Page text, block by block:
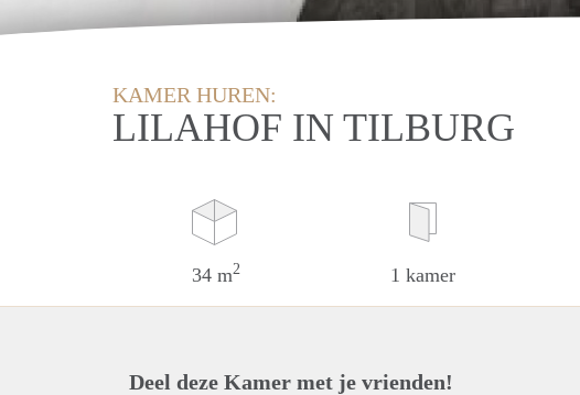
KAMER HUREN:
LILAHOF IN TILBURG
34 m2 1 kamer
Deel deze Kamer met je vrienden!